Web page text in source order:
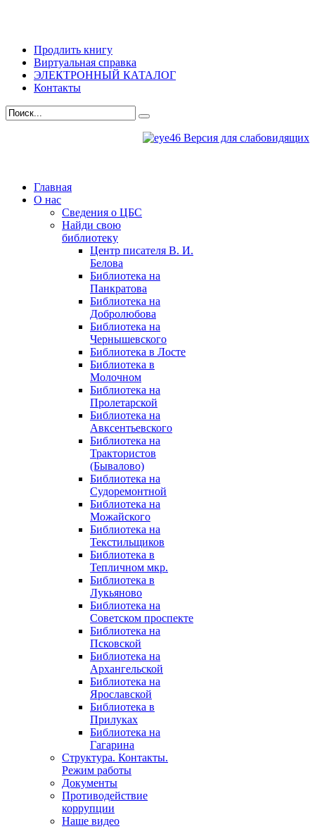
Продлить книгу
Виртуальная справка
ЭЛЕКТРОННЫЙ КАТАЛОГ
Контакты
Версия для слабовидящих
Главная
О нас
Сведения о ЦБС
Найди свою
библиотеку
Центр писателя В. И.
Белова
Библиотека на
Панкратова
Библиотека на
Добролюбова
Библиотека на
Чернышевского
Библиотека в Лосте
Библиотека в
Молочном
Библиотека на
Пролетарской
Библиотека на
Авксентьевского
Библиотека на
Трактористов
(Бывалово)
Библиотека на
Судоремонтной
Библиотека на
Можайского
Библиотека на
Текстильщиков
Библиотека в
Тепличном мкр.
Библиотека в
Лукьяново
Библиотека на
Советском проспекте
Библиотека на
Псковской
Библиотека на
Архангельской
Библиотека на
Ярославской
Библиотека в
Прилуках
Библиотека на
Гагарина
Структура. Контакты.
Режим работы
Документы
Противодействие
коррупции
Наше видео